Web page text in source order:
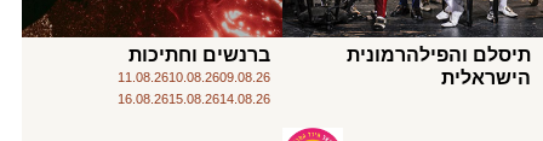
תיסלם והפילהרמונית
הישראלית
ברנשים וחתיכות
09.08.26
10.08.26
11.08.26
14.08.26
15.08.26
16.08.26